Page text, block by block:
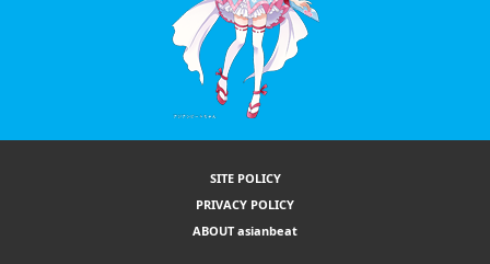
SITE POLICY
PRIVACY POLICY
ABOUT asianbeat